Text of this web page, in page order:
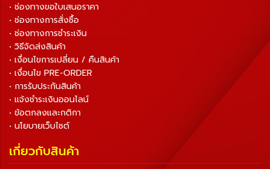
• ช่องทางขอใบเสนอราคา
• ช่องทางการสั่งซื้อ
• ช่องทางการชำระเงิน
• วิธีจัดส่งสินค้า
• เงื่อนไขการเปลี่ยน / คืนสินค้า
• เงื่อนไข PRE-ORDER
• การรับประกันสินค้า
• แจ้งชำระเงินออนไลน์
• ข้อตกลงและกติกา
• นโยบายเว็บไซต์
เกี่ยวกับสินค้า